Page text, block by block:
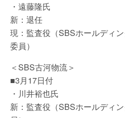
・遠藤隆氏
新：退任
現：監査役（SBSホールディ
委員）
＜SBS古河物流＞
■3月17日付
・川井裕也氏
新：監査役（SBSホールディ